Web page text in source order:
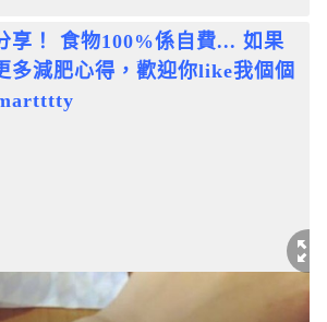
享！ 食物100%係自費... 如果
多減肥心得，歡迎你like我個個